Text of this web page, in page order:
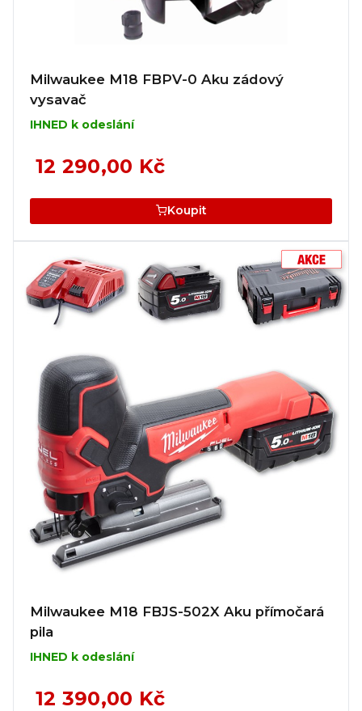
Milwaukee M18 FBPV-0 Aku zádový
vysavač
IHNED k odeslání
12 290,00 Kč
Koupit
Milwaukee M18 FBJS-502X Aku přímočará
pila
IHNED k odeslání
12 390,00 Kč